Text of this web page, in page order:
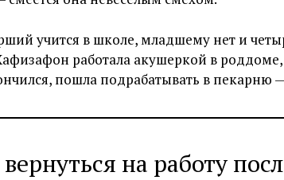
учится в школе, младшему нет и
работала акушеркой в
пошла подрабатывать в пекарню
на работу